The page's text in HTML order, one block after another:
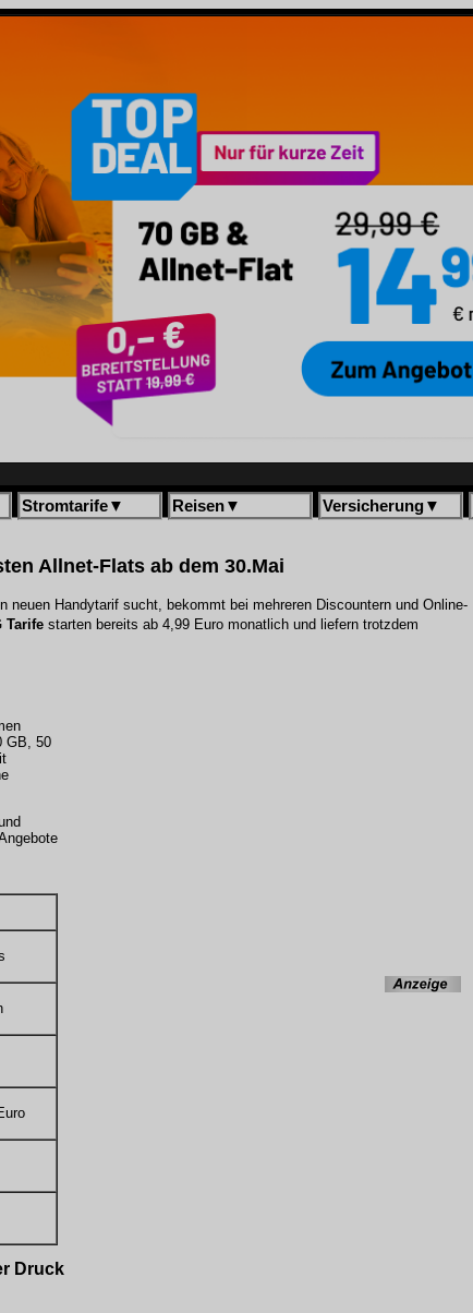
Stromtarife▼ Reisen▼ Versicherung▼
Allnet-Flats ab dem 30.Mai
neuen Handytarif sucht, bekommt bei mehreren Discountern und Online-
Tarife starten bereits ab 4,99 Euro monatlich und liefern trotzdem
GB, 50
Druck